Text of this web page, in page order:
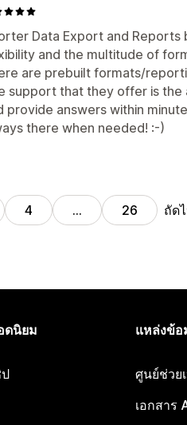
Data Export and Reports
and the multitude of
are prebuilt formats/
support that they offer is the
provide answers within
there when needed! :-)
4 … 26 ถัด
ดนิยม แหล่งข้อ
ศูนย์ช่วย
เอกสาร